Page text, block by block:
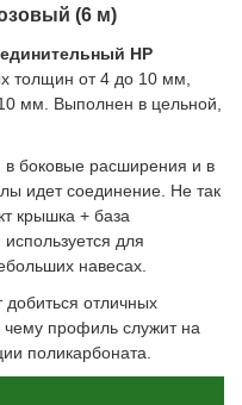
(6 м)
HP
толщин от 4 до 10 мм,
мм. Выполнен в цельной,
в боковые расширения и в
идет соединение. Не так
крышка + база
для
навесах.
добиться отличных
чему профиль служит на
поликарбоната.